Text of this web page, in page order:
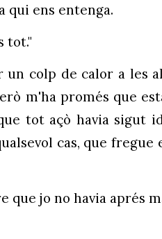
qui ens entenga.
tot."
un colp de calor a les
m'ha promés que
tot açò havia sigut
cas, que fregue
que jo no havia aprés